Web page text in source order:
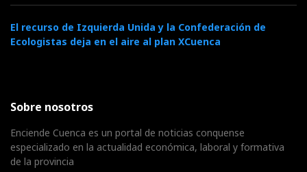
El recurso de Izquierda Unida y la Confederación de
Ecologistas deja en el aire al plan XCuenca
Sobre nosotros
Enciende Cuenca es un portal de noticias conquense
especializado en la actualidad económica, laboral y formativa
de la provincia